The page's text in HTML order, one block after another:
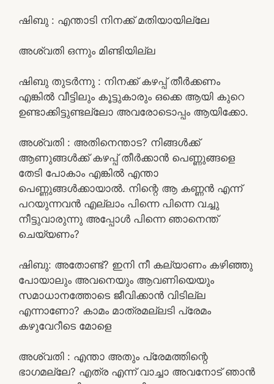
ഷിബു : എന്താടി നിനക്ക് മതിയായില്ലേ
അശ്വതി ഒന്നും മിണ്ടിയില്ല
ഷിബു തുടർന്നു : നിനക്ക് കഴപ്പ് തീർക്കണം
എങ്കിൽ വീട്ടിലും കൂട്ടുകാരും ഒക്കെ ആയി കുറെ
ഉണ്ടാക്കിട്ടുണ്ടല്ലോ അവരോടൊപ്പം ആയിക്കോ.
അശ്വതി : അതിനെന്താട? നിങ്ങൾക്ക്
ആണുങ്ങൾക്ക് കഴപ്പ് തീർക്കാൻ പെണ്ണുങ്ങളെ
തേടി പോകാം എങ്കിൽ എന്താ
പെണ്ണുങ്ങൾക്കായാൽ. നിന്റെ ആ കണ്ണൻ എന്ന്
പറയുന്നവൻ എല്ലാം പിന്നെ പിന്നെ വച്ചു
നീട്ടുവാരുന്നു അപ്പോൾ പിന്നെ ഞാനെന്ത്
ചെയ്യണം?
ഷിബു: അതോണ്ട്? ഇനി നീ കല്യാണം കഴിഞ്ഞു
പോയാലും അവനെയും ആവണിയെയും
സമാധാനത്തോടെ ജീവിക്കാൻ വിടില്ല
എന്നാണോ? കാമം മാത്രമല്ലടി പ്രേമം
കഴുവേറീടെ മോളെ
അശ്വതി : എന്താ അതും പ്രേമത്തിന്റെ
ഭാഗമല്ലേ? എത്ര എന്ന് വാച്ചാ അവനോട് ഞാൻ